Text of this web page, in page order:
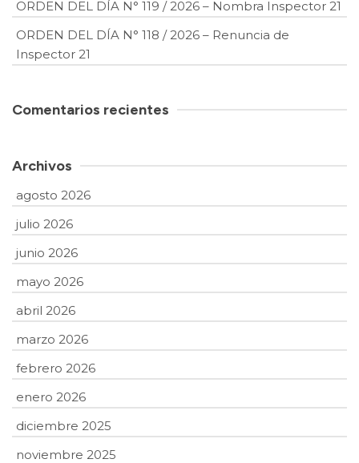
ORDEN DEL DÍA N° 119 / 2026 – Nombra Inspector 21
ORDEN DEL DÍA N° 118 / 2026 – Renuncia de
Inspector 21
Comentarios recientes
Archivos
agosto 2026
julio 2026
junio 2026
mayo 2026
abril 2026
marzo 2026
febrero 2026
enero 2026
diciembre 2025
noviembre 2025